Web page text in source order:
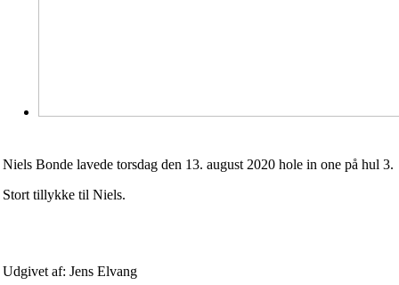
Niels Bonde lavede torsdag den 13. august 2020 hole in one på hul 3.
Stort tillykke til Niels.
Udgivet af: Jens Elvang